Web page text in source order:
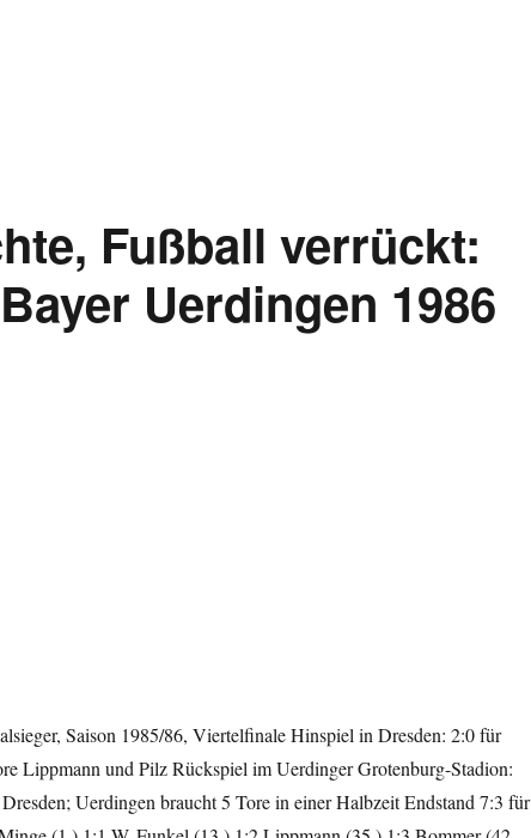
Fußball verrückt:
Uerdingen 1986
Saison 1985/86, Viertelfinale Hinspiel in Dresden: 2:0 für
Lippmann und Pilz Rückspiel im Uerdinger Grotenburg-Stadion:
Uerdingen braucht 5 Tore in einer Halbzeit Endstand 7:3 für